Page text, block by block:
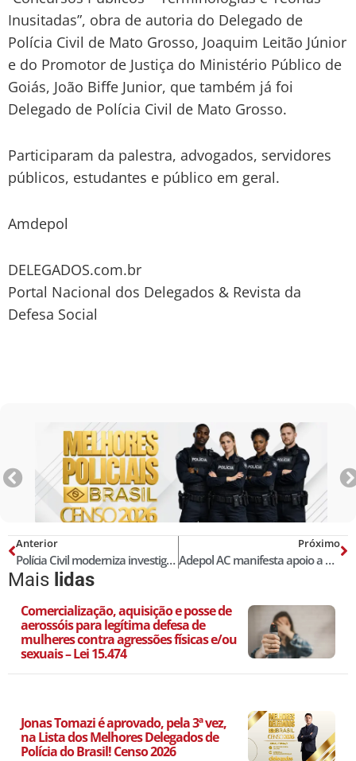
Inusitadas”, obra de autoria do Delegado de
Polícia Civil de Mato Grosso, Joaquim Leitão Júnior
e do Promotor de Justiça do Ministério Público de
Goiás, João Biffe Junior, que também já foi
Delegado de Polícia Civil de Mato Grosso.
Participaram da palestra, advogados, servidores
públicos, estudantes e público em geral.
Amdepol
DELEGADOS.com.br
Portal Nacional dos Delegados & Revista da
Defesa Social
Anterior
Polícia Civil moderniza investigação virtual
Próximo
Adepol AC manifesta apoio a delegado Karlesso após denúncia de tortura em delegacia
Mais lidas
Comercialização, aquisição e posse de
aerossóis para legítima defesa de
mulheres contra agressões físicas e/ou
sexuais – Lei 15.474
Jonas Tomazi é aprovado, pela 3ª vez,
na Lista dos Melhores Delegados de
Polícia do Brasil! Censo 2026